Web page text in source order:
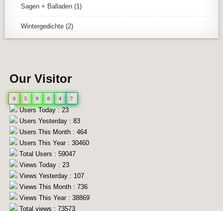
Sagen + Balladen (1)
Wintergedichte (2)
Our Visitor
0 5 9 0 4 7
Users Today : 23
Users Yesterday : 83
Users This Month : 464
Users This Year : 30460
Total Users : 59047
Views Today : 23
Views Yesterday : 107
Views This Month : 736
Views This Year : 38869
Total views : 73573